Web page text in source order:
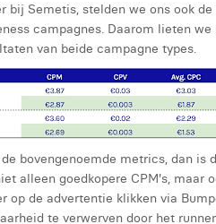
bij Semetis, stelden we ons ook
campagnes. Daarom lieten
van beide campagne types.
bovengenoemde metrics, dan
alleen goedkopere CPM's, maar
op de advertentie klikken via
te verwerven door het